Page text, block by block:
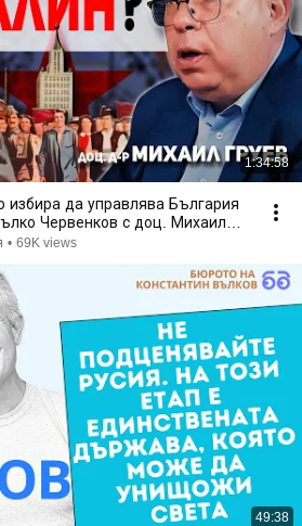
1:34:58
избира да управлява България
Червенков с доц. Михаил
• 69K views
49:38